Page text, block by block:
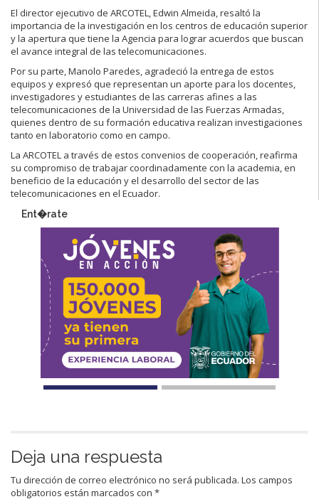
El director ejecutivo de ARCOTEL, Edwin Almeida, resaltó la
importancia de la investigación en los centros de educación superior
y la apertura que tiene la Agencia para lograr acuerdos que buscan
el avance integral de las telecomunicaciones.
Por su parte, Manolo Paredes, agradeció la entrega de estos
equipos y expresó que representan un aporte para los docentes,
investigadores y estudiantes de las carreras afines a las
telecomunicaciones de la Universidad de las Fuerzas Armadas,
quienes dentro de su formación educativa realizan investigaciones
tanto en laboratorio como en campo.
La ARCOTEL a través de estos convenios de cooperación, reafirma
su compromiso de trabajar coordinadamente con la academia, en
beneficio de la educación y el desarrollo del sector de las
telecomunicaciones en el Ecuador.
Ent�rate
Deja una respuesta
Tu dirección de correo electrónico no será publicada. Los campos
obligatorios están marcados con *